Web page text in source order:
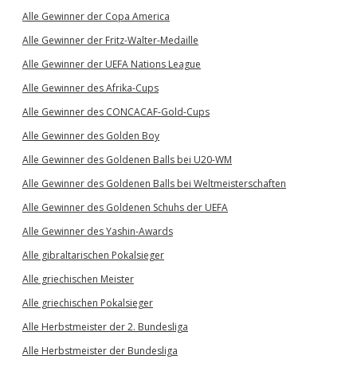
Alle Gewinner der Copa America
Alle Gewinner der Fritz-Walter-Medaille
Alle Gewinner der UEFA Nations League
Alle Gewinner des Afrika-Cups
Alle Gewinner des CONCACAF-Gold-Cups
Alle Gewinner des Golden Boy
Alle Gewinner des Goldenen Balls bei U20-WM
Alle Gewinner des Goldenen Balls bei Weltmeisterschaften
Alle Gewinner des Goldenen Schuhs der UEFA
Alle Gewinner des Yashin-Awards
Alle gibraltarischen Pokalsieger
Alle griechischen Meister
Alle griechischen Pokalsieger
Alle Herbstmeister der 2. Bundesliga
Alle Herbstmeister der Bundesliga